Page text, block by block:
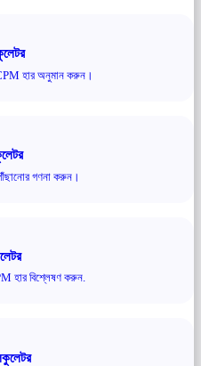
CPM হার অনুমান করুন।
গণনা করুন।
হার বিশ্লেষণ করুন.